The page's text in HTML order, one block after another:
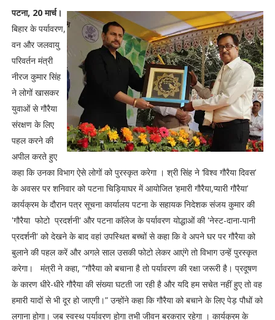
पटना, 20 मार्च।
बिहार के पर्यावरण,
वन और जलवायु
परिवर्तन मंत्री
नीरज कुमार सिंह
ने लोगों खासकर
युवाओं से गौरैया
संरक्षण के लिए
पहल करने की
अपील करते हुए
कहा कि उनका विभाग ऐसे लोगों को पुरस्कृत करेगा । श्री सिंह ने ‘विश्व गौरैया दिवस’
के अवसर पर शनिवार को पटना चिड़ियाघर में आयोजित ‘हमारी गौरैया,प्यारी गौरैया’
कार्यक्रम के दौरान पत्र सूचना कार्यालय पटना के सहायक निदेशक संजय कुमार की
'गौरैया फोटो प्रदर्शनी' और पटना काॅलेज के पर्यावरण योद्धाओं की 'नेस्ट-दाना-पानी
प्रदर्शनी' को देखने के बाद वहां उपस्थित बच्चों से कहा कि वे अपने घर पर गौरैया को
बुलाने की पहल करें और अगले साल उसकी फोटो लेकर आएंगे तो विभाग उन्हें पुरस्कृत
करेगा। मंत्री ने कहा, “गौरैया को बचाना है तो पर्यावरण की रक्षा जरूरी है। प्रदूषण
के कारण धीरे-धीरे गौरैया की संख्या घटती जा रही है और यदि हम सचेत नहीं हुए तो वह
हमारी यादों से भी दूर हो जाएगी।” उन्होंने कहा कि गौरैया को बचाने के लिए पेड़ पौधों को
लगाना होगा। जब स्वस्थ पर्यावरण होगा तभी जीवन बरकरार रहेगा । कार्यक्रम के